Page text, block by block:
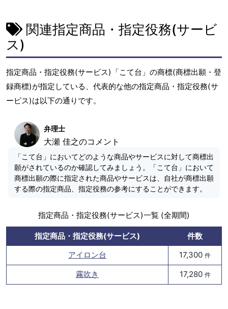
関連指定商品・指定役務(サービ
ス)
指定商品・指定役務(サービス)「こて台」の商標(商標出願・登
録商標)が指定している、代表的な他の指定商品・指定役務(サ
ービス)は以下の通りです。
弁理士
大瀬 佳之のコメント
「こて台」においてどのような商品やサービスに対して商標出
願がされているのか確認してみましょう。「こて台」において
商標出願の際に指定された商品やサービスは、自社が商標出願
する際の指定商品、指定役務の参考にすることができます。
指定商品・指定役務(サービス)一覧 (全期間)
指定商品・指定役務(サービス)
件数
アイロン台
17,300 件
霧吹き 17,280 件